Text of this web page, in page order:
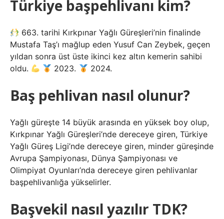
Türkiye başpehlivanı kim?
663. tarihi Kırkpınar Yağlı Güreşleri’nin finalinde
Mustafa Taş’ı mağlup eden Yusuf Can Zeybek, geçen
yıldan sonra üst üste ikinci kez altın kemerin sahibi
oldu.
2023. 2024.
Baş pehlivan nasıl olunur?
Yağlı güreşte 14 büyük arasında en yüksek boy olup,
Kırkpınar Yağlı Güreşleri’nde dereceye giren, Türkiye
Yağlı Güreş Ligi’nde dereceye giren, minder güreşinde
Avrupa Şampiyonası, Dünya Şampiyonası ve
Olimpiyat Oyunları’nda dereceye giren pehlivanlar
başpehlivanlığa yükselirler.
Başvekil nasıl yazılır TDK?